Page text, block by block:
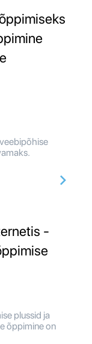
-
plussid ja
õppimine on